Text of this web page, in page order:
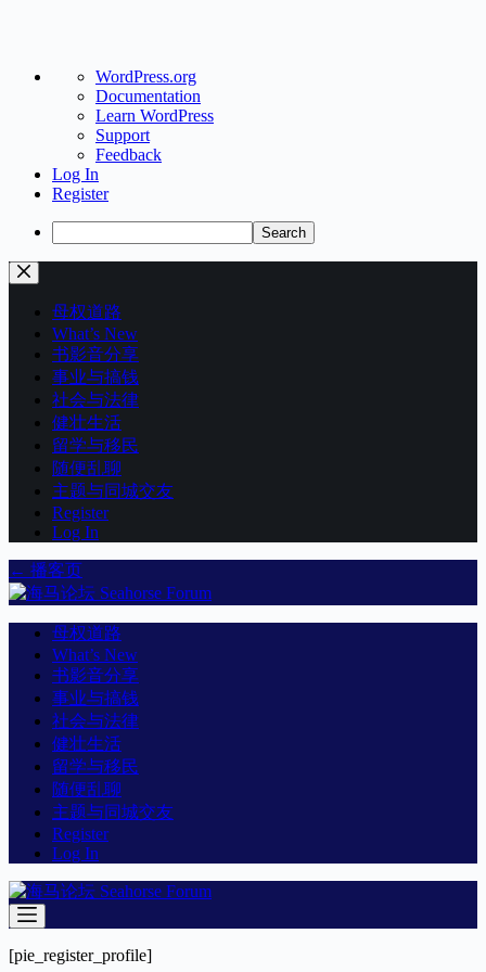
About
WordPress
WordPress.org
Documentation
Learn WordPress
Support
Feedback
Log In
Register
Search
Skip
to
content母权道路
What’s New
书影音分享
事业与搞钱
社会与法律
健壮生活
留学与移民
随便乱聊
主题与同城交友
Register
Log In
← 播客页
母权道路
What’s New
书影音分享
事业与搞钱
社会与法律
健壮生活
留学与移民
随便乱聊
主题与同城交友
Register
Log In
[pie_register_profile]